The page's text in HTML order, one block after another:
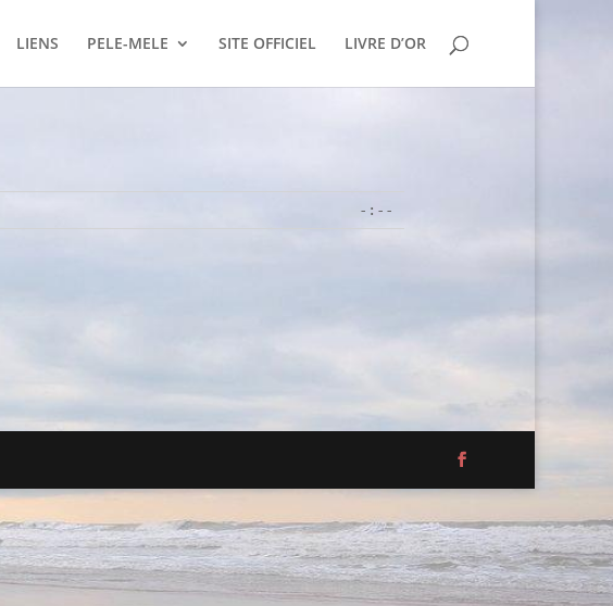
LIENS PELE-MELE SITE OFFICIEL LIVRE D’OR
-:--